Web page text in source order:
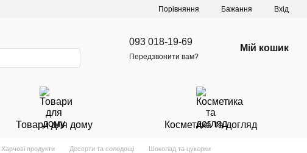
Порівняння Бажання Вхід
093 018-19-69
Передзвонити вам?
Мій кошик
Товари для дому Косметика та догляд
Харчові продукти Десерти та солодощі
Шоколад та цукерки